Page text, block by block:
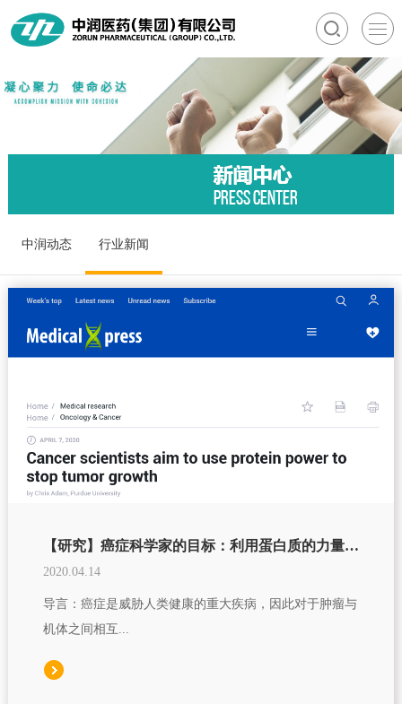
中润动态 行业新闻
【研究】癌症科学家的目标：利用蛋白质的力量来阻止肿瘤的生长
2020.04.14
导言：癌症是威胁人类健康的重大疾病，因此对于肿瘤与
机体之间相互...